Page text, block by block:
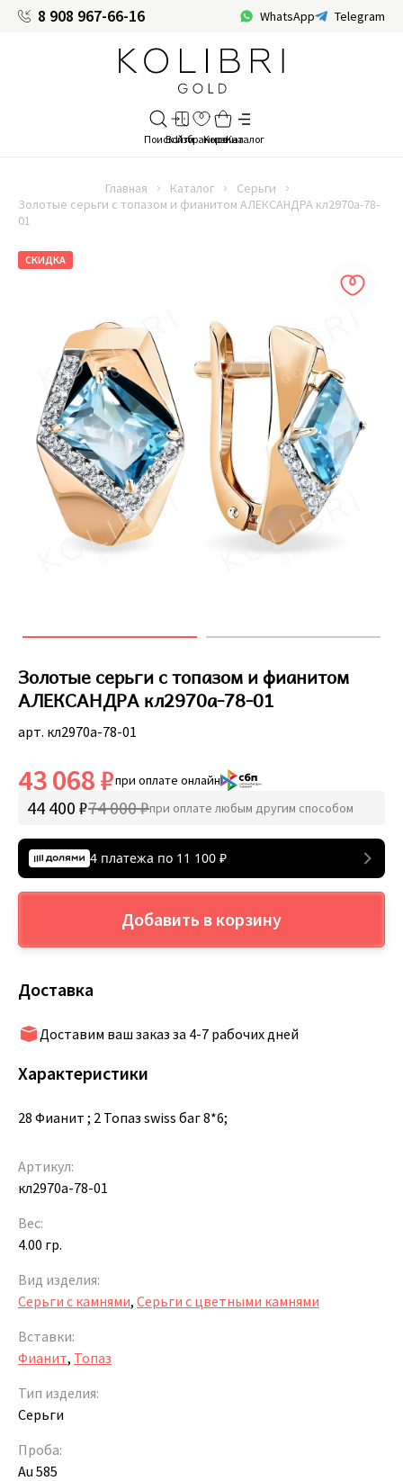
8 908 967-66-16 WhatsApp Telegram
Главная Каталог
Серьги
Золотые серьги с топазом и фианитом АЛЕКСАНДРА кл2970а-78-
01
СКИДКА
Золотые серьги с топазом и фианитом
АЛЕКСАНДРА кл2970а-78-01
арт. кл2970а-78-01
43 068 ₽при оплате онлайн
44 400 ₽74 000 ₽при оплате любым другим способом
4 платежа по 11 100 ₽
Добавить в корзину
Доставка
Доставим ваш заказ за 4-7 рабочих дней
Характеристики
28 Фианит ; 2 Топаз swiss баг 8*6;
Артикул:
кл2970а-78-01
Вес:
4.00 гр.
Вид изделия:
Серьги с камнями, Серьги с цветными камнями
Вставки:
Фианит, Топаз
Тип изделия:
Серьги
Проба:
Au 585